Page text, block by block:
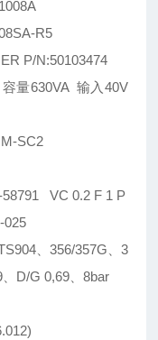
R5
P/N:50103474
量630VA 输入40V
SC2
VC 0.2 F 1 P
、356/357G、3
D/G 0,69、8bar